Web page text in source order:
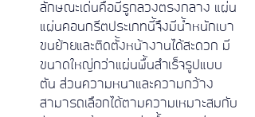
ลักษณะเด่นคือมีรูกลวงตรงกลาง แผ่น
แผ่นคอนกรีตประเภทนี้จึงมีน้ำหนักเบา
ขนย้ายและติดตั้งหน้างานได้สะดวก มี
ขนาดใหญ่กว่าแผ่นพื้นสำเร็จรูปแบบ
ตัน ส่วนความหนาและความกว้าง
สามารถเลือกได้ตามความเหมาะสมกับ